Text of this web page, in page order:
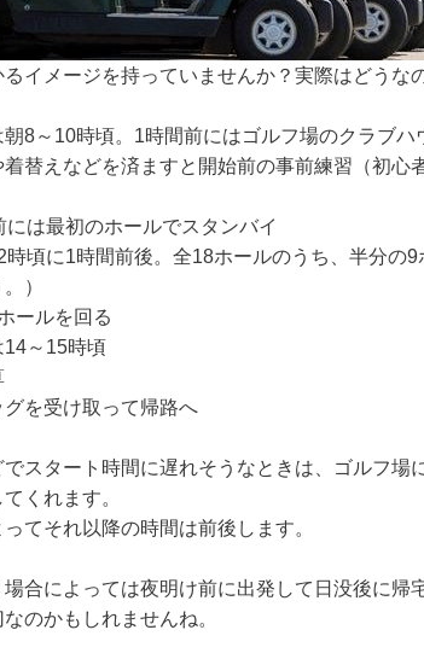
イメージを持っていませんか？実際はどうな
8～10時頃。1時間前にはゴルフ場のクラブハ
替えなどを済ますと開始前の事前練習（初心
は最初のホールでスタンバイ
頃に1時間前後。全18ホールのうち、半分の
）
ールを回る
～15時頃
を受け取って帰路へ
スタート時間に遅れそうなときは、ゴルフ場
くれます。
てそれ以降の時間は前後します。
合によっては夜明け前に出発して日没後に
のかもしれませんね。